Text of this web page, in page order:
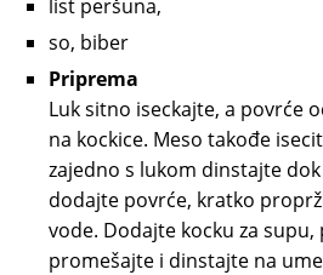
list peršuna,
so, biber
Priprema
Luk sitno iseckajte, a povrće
na kockice. Meso takođe
zajedno s lukom dinstajte
dodajte povrće, kratko
vode. Dodajte kocku za
promešajte i dinstajte na